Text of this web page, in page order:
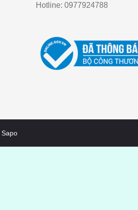
Hotline: 0977924788
Sapo